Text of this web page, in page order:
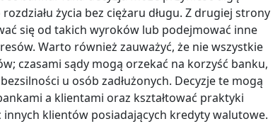
życia bez ciężaru długu. Z drugiej strony
się od takich wyroków lub podejmować inne
Warto również zauważyć, że nie wszystkie
czasami sądy mogą orzekać na korzyść banku,
u osób zadłużonych. Decyzje te mogą
a klientami oraz kształtować praktyki
klientów posiadających kredyty walutowe.